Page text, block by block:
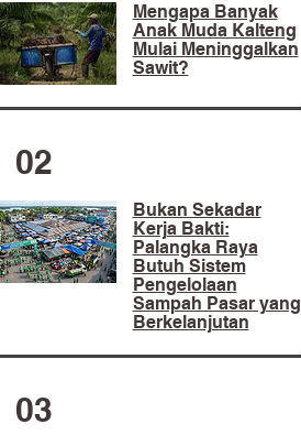
Mengapa Banyak
Anak Muda Kalteng
Mulai Meninggalkan
Sawit?
02
​Bukan Sekadar
Kerja Bakti:
Palangka Raya
Butuh Sistem
Pengelolaan
Sampah Pasar yang
Berkelanjutan
03